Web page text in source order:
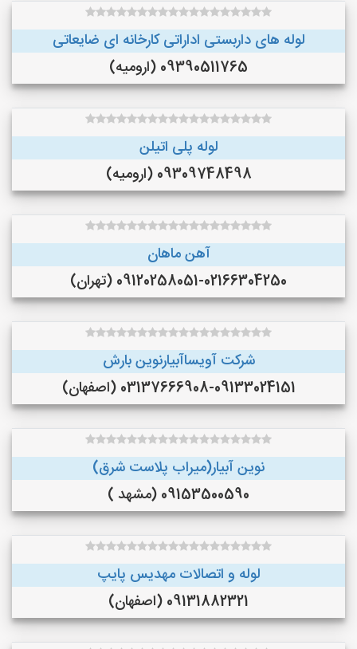
لوله های داربستی اداراتی کارخانه ای ضایعاتی
09390511765 (ارومیه)
لوله پلی اتیلن
09309748498 (ارومیه)
آهن ماهان
09120258051-02166304250 (تهران)
شرکت آویساآبیارنوین بارش
03137666908-09133024151 (اصفهان)
نوین آبیار(میراب پلاست شرق)
09153500590 (مشهد )
لوله و اتصالات مهدیس پایپ
09131882321 (اصفهان)